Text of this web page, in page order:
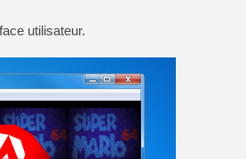
[GK] Pourquoi Marvel
[GK] Test : Restory : Chill
[GK] GTA 6 : Rockstar
[GK] Hot Wheels Infinite
[GK] Mémoire cash -
[GK] Résultats Nintendo :
[GK] Déjà des
[Mo5] Brickboy cherche à
[GK] Minecraft et ses «
utilisateur.